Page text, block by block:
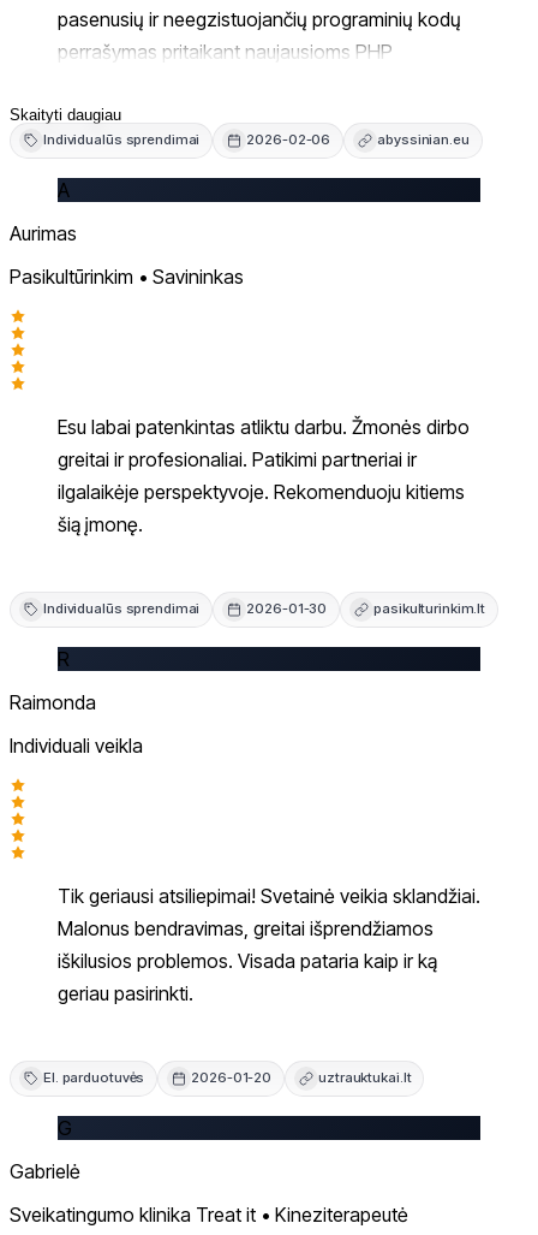
pasenusių ir neegzistuojančių programinių kodų
perrašymas pritaikant naujausioms PHP
mechanizmo perprogramavimas. Nesitikėjau kad
pavyks išsaugoti nustojusią veikti svetainę, kuriai
buvo skirti metai meilės ir įdirbio. O dabar ne tik
Žygimantai, lenkiu galvą - Jūs esate tikras
išsigelbėjimas!
Skaityti daugiau
Individualūs sprendimai 2026-02-06 abyssinian.eu
A
Aurimas
Pasikultūrinkim • Savininkas
Esu labai patenkintas atliktu darbu. Žmonės dirbo
greitai ir profesionaliai. Patikimi partneriai ir
ilgalaikėje perspektyvoje. Rekomenduoju kitiems
šią įmonę.
Individualūs sprendimai 2026-01-30 pasikulturinkim.lt
R
Raimonda
Individuali veikla
Tik geriausi atsiliepimai! Svetainė veikia sklandžiai.
Malonus bendravimas, greitai išprendžiamos
iškilusios problemos. Visada pataria kaip ir ką
geriau pasirinkti.
El. parduotuvės 2026-01-20 uztrauktukai.lt
G
Gabrielė
Sveikatingumo klinika Treat it • Kineziterapeutė